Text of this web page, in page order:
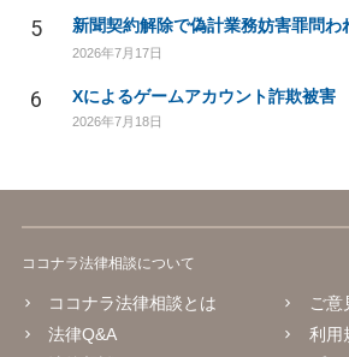
5 新聞契約解除で偽計業務妨害罪問わ
2026年7月17日
6 Xによるゲームアカウント詐欺被害
2026年7月18日
ココナラ法律相談について
ココナラ法律相談とは
法律Q&A
ご意
利用